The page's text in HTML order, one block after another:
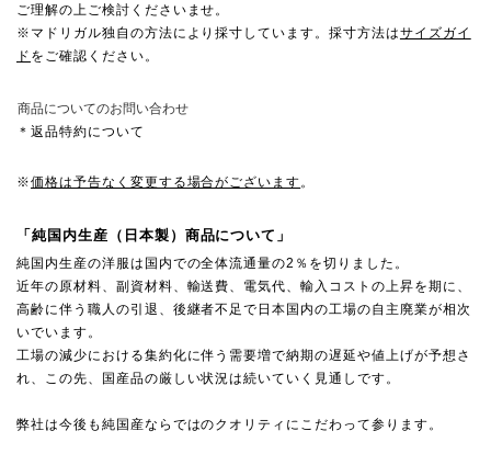
ご理解の上ご検討くださいませ。
※マドリガル独自の方法により採寸しています。採寸方法はサイズガイ
ド をご確認ください。
商品についてのお問い合わせ
＊返品特約について
※価格は予告なく変更する場合がございます。
「純国内生産（日本製）商品について」
純国内生産の洋服は国内での全体流通量の2％を切りました。
近年の原材料、副資材料、輸送費、電気代、輸入コストの上昇を期に、
高齢に伴う職人の引退、後継者不足で日本国内の工場の自主廃業が相次
いでいます。
工場の減少における集約化に伴う需要増で納期の遅延や値上げが予想さ
れ、この先、国産品の厳しい状況は続いていく見通しです。
弊社は今後も純国産ならではのクオリティにこだわって参ります。